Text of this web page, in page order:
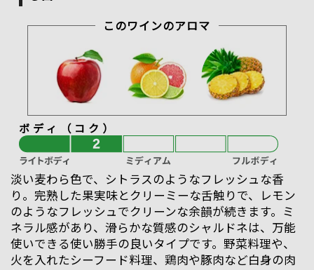
このワインのアロマ
ボディ（コク）
淡い麦わら色で、シトラスのようなフレッシュな香
り。完熟した果実味とクリーミーな舌触りで、レモン
のようなフレッシュでクリーンな余韻が続きます。ミ
ネラル感があり、滑らかな質感のシャルドネは、万能
使いできる使い勝手の良いタイプです。野菜料理や、
火を入れたシーフード料理、鶏肉や豚肉など白身の肉